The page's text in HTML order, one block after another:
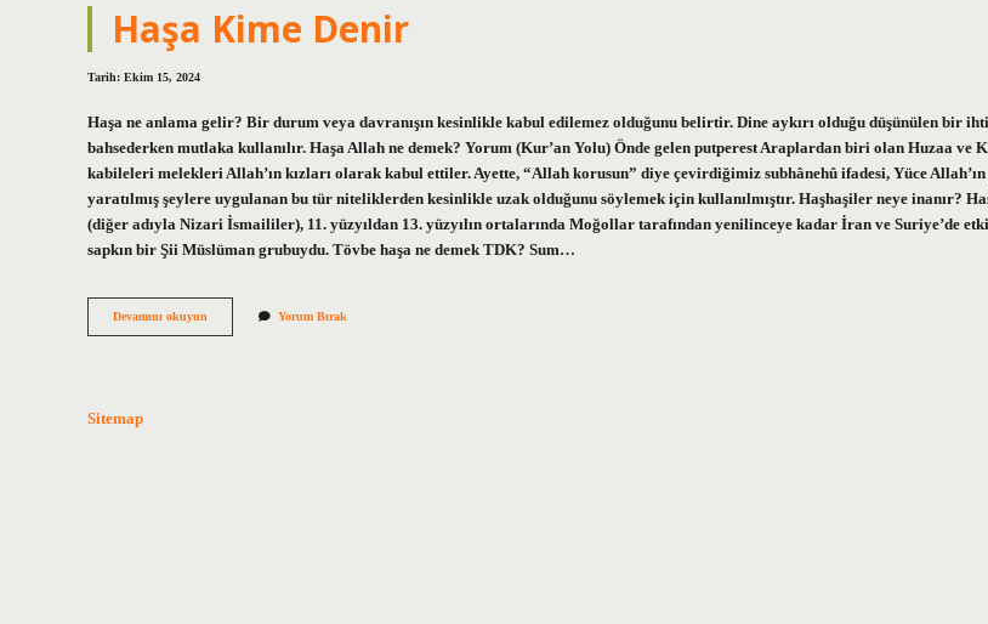
Haşa Kime Denir
Tarih: Ekim 15, 2024
Haşa ne anlama gelir? Bir durum veya davranışın kesinlikle kabul edilemez olduğunu belirtir. Dine aykırı olduğu düşünülen bir
bahsederken mutlaka kullanılır. Haşa Allah ne demek? Yorum (Kur’an Yolu) Önde gelen putperest Araplardan biri olan Huzaa ve
kabileleri melekleri Allah’ın kızları olarak kabul ettiler. Ayette, “Allah korusun” diye çevirdiğimiz subhânehû ifadesi, Yüce Allah’ın
yaratılmış şeylere uygulanan bu tür niteliklerden kesinlikle uzak olduğunu söylemek için kullanılmıştır. Haşhaşiler neye inanır?
(diğer adıyla Nizari İsmaililer), 11. yüzyıldan 13. yüzyılın ortalarında Moğollar tarafından yenilinceye kadar İran ve Suriye’de
sapkın bir Şii Müslüman grubuydu. Tövbe haşa ne demek TDK? Sum…
Devamını okuyun
Kime
Yorum Bırak
Sitemap